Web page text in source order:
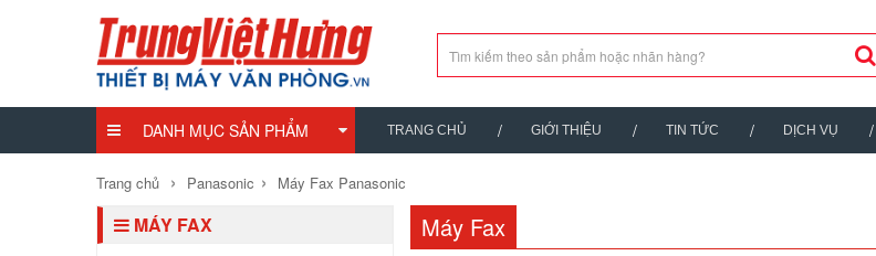
DANH MỤC SẢN PHẨM TRANG CHỦ GIỚI THIỆU TIN TỨC DỊCH VỤ
Trang chủ › Panasonic › Máy Fax Panasonic
MÁY FAX Máy Fax